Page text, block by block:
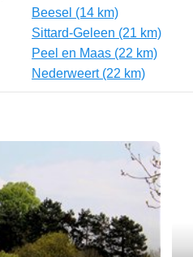
Beesel (14 km)
Sittard-Geleen (21 km)
Peel en Maas (22 km)
Nederweert (22 km)